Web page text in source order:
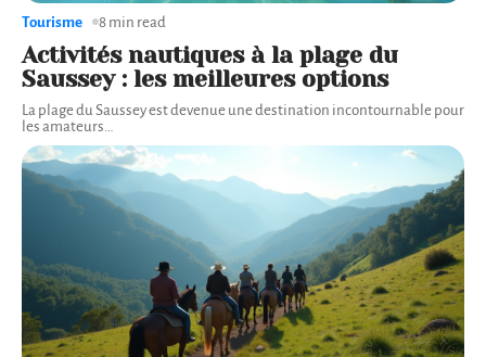
Activités nautiques à la plage du
Saussey : les meilleures options
La plage du Saussey est devenue une destination incontournable pour
les amateurs
Tourisme 8 min read